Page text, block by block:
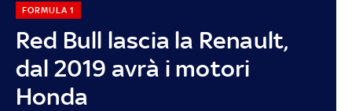
Red Bull lascia la Renault,
dal 2019 avrà i motori
Honda
FORMULA 1